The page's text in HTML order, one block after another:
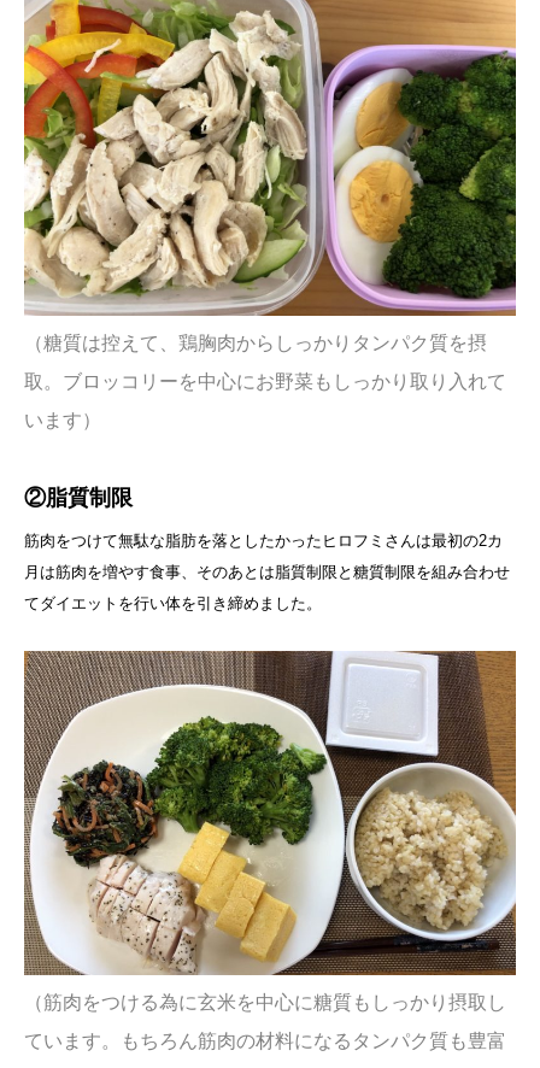
（糖質は控えて、鶏胸肉からしっかりタンパク質を摂
取。ブロッコリーを中心にお野菜もしっかり取り入れて
います）
②脂質制限
筋肉をつけて無駄な脂肪を落としたかったヒロフミさんは最初の2カ
月は筋肉を増やす食事、そのあとは脂質制限と糖質制限を組み合わせ
てダイエットを行い体を引き締めました。
（筋肉をつける為に玄米を中心に糖質もしっかり摂取し
ています。もちろん筋肉の材料になるタンパク質も豊富